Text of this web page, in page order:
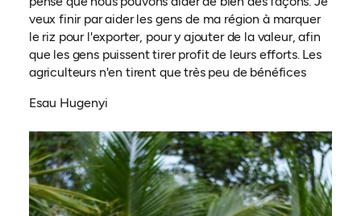
veux finir par aider les gens de ma région à marquer
le riz pour l'exporter, pour y ajouter de la valeur, afin
que les gens puissent tirer profit de leurs efforts. Les
agriculteurs n'en tirent que très peu de bénéfices
Esau Hugenyi